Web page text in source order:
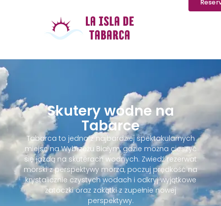
Skutery wodne na
Tabarce
Tabarca to jedno z najbardziej spektakularnych
miejsc na Wybrzeżu Białym, gdzie można cieszyć
się jazdą na skuterach wodnych. Zwiedź rezerwat
morski z perspektywy morza, poczuj prędkość na
krystalicznie czystych wodach i odkryj wyjątkowe
zatoczki oraz zakątki z zupełnie nowej
perspektywy.